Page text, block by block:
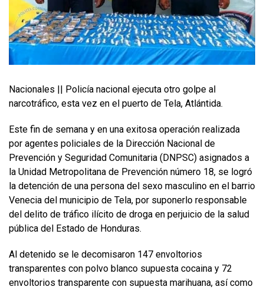
Nacionales || Policía nacional ejecuta otro golpe al
narcotráfico, esta vez en el puerto de Tela, Atlántida.
Este fin de semana y en una exitosa operación realizada
por agentes policiales de la Dirección Nacional de
Prevención y Seguridad Comunitaria (DNPSC) asignados a
la Unidad Metropolitana de Prevención número 18, se logró
la detención de una persona del sexo masculino en el barrio
Venecia del municipio de Tela, por suponerlo responsable
del delito de tráfico ilícito de droga en perjuicio de la salud
pública del Estado de Honduras.
Al detenido se le decomisaron 147 envoltorios
transparentes con polvo blanco supuesta cocaina y 72
envoltorios transparente con supuesta marihuana, así como